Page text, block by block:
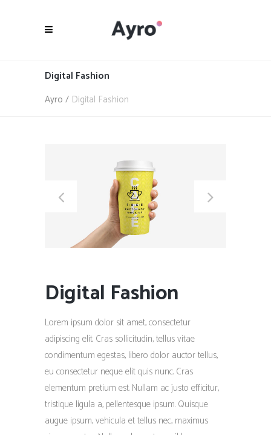
Digital Fashion
Ayro / Digital Fashion
Digital Fashion
Lorem ipsum dolor sit amet, consectetur
adipiscing elit. Cras sollicitudin, tellus vitae
condimentum egestas, libero dolor auctor tellus,
eu consectetur neque elit quis nunc. Cras
elementum pretium est. Nullam ac justo efficitur,
tristique ligula a, pellentesque ipsum. Quisque
augue ipsum, vehicula et tellus nec, maximus